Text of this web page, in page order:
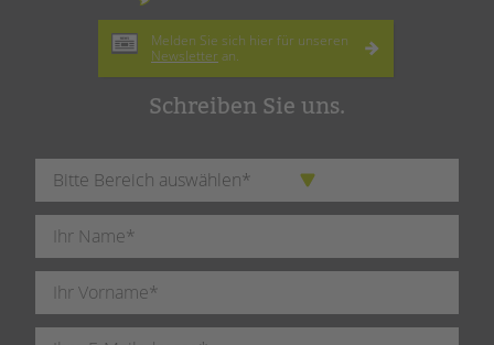
Melden Sie sich hier für unseren
Newsletter an.
Schreiben Sie uns.